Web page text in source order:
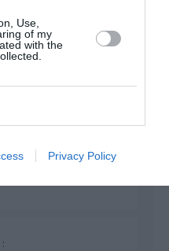
Use,
of my
with the
Privacy Policy